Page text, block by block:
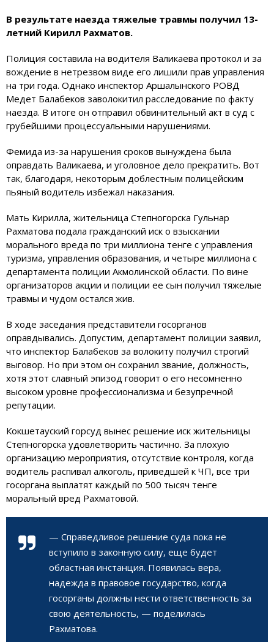
В результате наезда тяжелые травмы получил 13-
летний Кирилл Рахматов.
Полиция составила на водителя Валикаева протокол и за
вождение в нетрезвом виде его лишили прав управления
на три года. Однако инспектор Аршалынского РОВД
Медет Балабеков заволокитил расследование по факту
наезда. В итоге он отправил обвинительный акт в суд с
грубейшими процессуальными нарушениями.
Фемида из-за нарушения сроков вынуждена была
оправдать Валикаева, и уголовное дело прекратить. Вот
так, благодаря, некоторым доблестным полицейским
пьяный водитель избежал наказания.
Мать Кирилла, жительница Степногорска Гульнар
Рахматова подала гражданский иск о взыскании
морального вреда по три миллиона тенге с управления
туризма, управления образования, и четыре миллиона с
департамента полиции Акмолинской области. По вине
организаторов акции и полиции ее сын получил тяжелые
травмы и чудом остался жив.
В ходе заседания представители госорганов
оправдывались. Допустим, департамент полиции заявил,
что инспектор Балабеков за волокиту получил строгий
выговор. Но при этом он сохранил звание, должность,
хотя этот славный эпизод говорит о его несомненно
высоком уровне профессионализма и безупречной
репутации.
Кокшетауский горсуд вынес решение иск жительницы
Степногорска удовлетворить частично. За плохую
организацию мероприятия, отсутствие контроля, когда
водитель распивал алкоголь, приведшей к ЧП, все три
госоргана выплатят каждый по 500 тысяч тенге
моральный вред Рахматовой.
— Справедливое решение суда пока не
вступило в законную силу, еще будет
областная инстанция. Появилась вера,
надежда в правовое государство, когда
госорганы должны нести ответственность за
свою деятельность, — поделилась
Рахматова.